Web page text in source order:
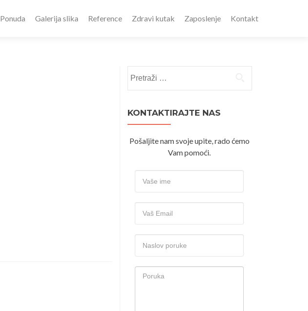
Ponuda Galerija slika Reference Zdravi kutak Zaposlenje Kontakt
KONTAKTIRAJTE NAS
Pošaljite nam svoje upite, rado ćemo
Vam pomoći.